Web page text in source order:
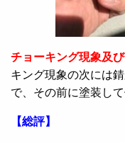
チョーキング現象及
キング現象の次には
で、その前に塗装し
【総評】